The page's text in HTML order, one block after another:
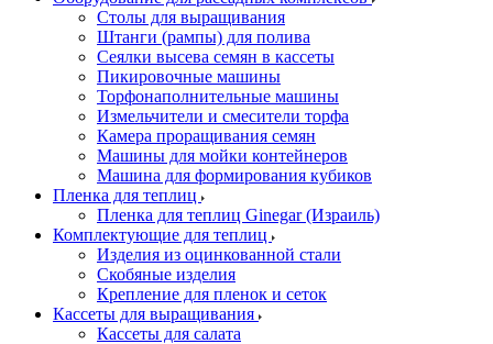
Столы для выращивания
Штанги (рампы) для полива
Сеялки высева семян в кассеты
Пикировочные машины
Торфонаполнительные машины
Измельчители и смесители торфа
Камера проращивания семян
Машины для мойки контейнеров
Машина для формирования кубиков
Пленка для теплиц
Пленка для теплиц Ginegar (Израиль)
Комплектующие для теплиц
Изделия из оцинкованной стали
Скобяные изделия
Крепление для пленок и сеток
Кассеты для выращивания
Кассеты для салата